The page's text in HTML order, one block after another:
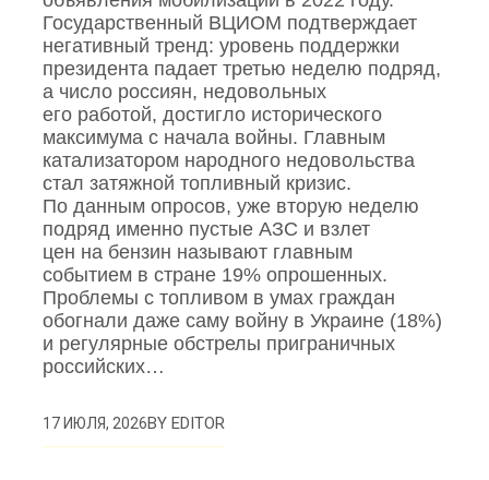
Государственный ВЦИОМ подтверждает
негативный тренд: уровень поддержки
президента падает третью неделю подряд,
а число россиян, недовольных
его работой, достигло исторического
максимума с начала войны. Главным
катализатором народного недовольства
стал затяжной топливный кризис.
По данным опросов, уже вторую неделю
подряд именно пустые АЗС и взлет
цен на бензин называют главным
событием в стране 19% опрошенных.
Проблемы с топливом в умах граждан
обогнали даже саму войну в Украине (18%)
и регулярные обстрелы приграничных
российских…
17 ИЮЛЯ, 2026BYEDITOR